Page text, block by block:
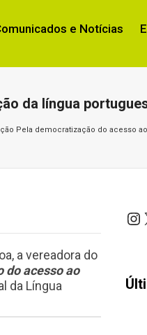
e Notícias
da língua
Pela democratização do acesso
a vereadora do
do acesso ao
da Língua